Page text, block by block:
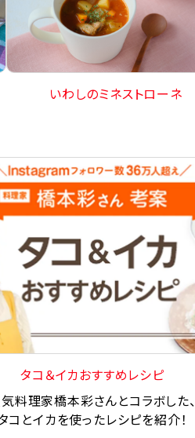
いわしのミネストローネ
タコ＆イカおすすめレシピ
料理家橋本彩さんとコラボした、
コとイカを使ったレシピを紹介！